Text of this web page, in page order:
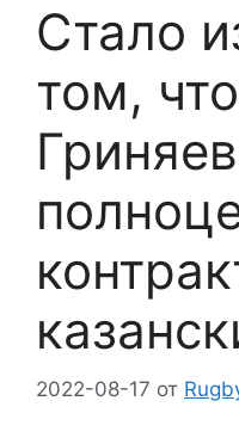
Стало
том,
2022-08-17 от